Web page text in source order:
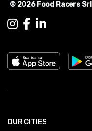
© 2026 Food Racers Srl
OUR CITIES